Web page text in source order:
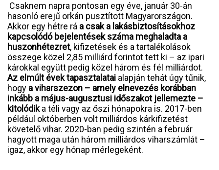
Csaknem napra pontosan egy éve, január 30-án
hasonló erejű orkán pusztított Magyarországon.
Akkor egy hétre rá a csak a lakásbiztosításokhoz
kapcsolódó bejelentések száma meghaladta a
huszonhétezret, kifizetések és a tartalékolások
összege közel 2,85 milliárd forintot tett ki – az ipari
károkkal együtt pedig közel három és fél milliárdot.
Az elmúlt évek tapasztalatai alapján tehát úgy tűnik,
hogy a viharszezon – amely elnevezés korábban
inkább a május-augusztusi időszakot jellemezte –
kitolódika téli vagy az őszi hónapokra is. 2017-ben
például októberben volt milliárdos kárkifizetést
követelő vihar. 2020-ban pedig szintén a február
hagyott maga után három milliárdos viharszámlát –
igaz, akkor egy hónap mérlegeként.